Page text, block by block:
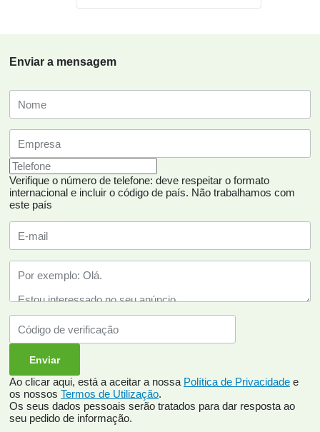
Enviar a mensagem
Verifique o número de telefone: deve respeitar o formato
internacional e incluir o código de país. Não trabalhamos com
este país
Ao clicar aqui, está a aceitar a nossa Política de Privacidade e
os nossos Termos de Utilização.
Os seus dados pessoais serão tratados para dar resposta ao
seu pedido de informação.